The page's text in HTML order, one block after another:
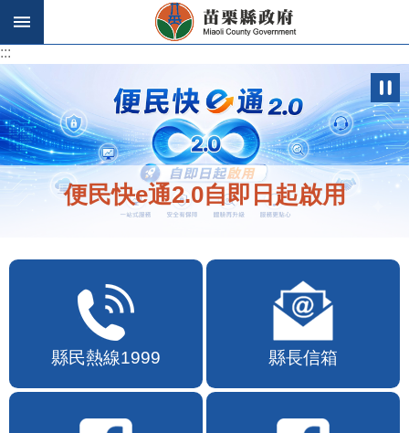
跳到主要內容區塊
:::
:::
歡迎在地店家加入苗栗幣合作行列
縣民熱線1999 縣長信箱